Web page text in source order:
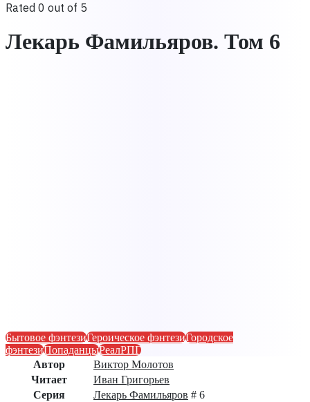
Rated 0 out of 5
Лекарь Фамильяров. Том 6
Бытовое фэнтезиГероическое фэнтезиГородское
фэнтезиПопаданцыРеалРПГ
Автор
Виктор Молотов
Читает
Иван Григорьев
Серия
Лекарь Фамильяров # 6